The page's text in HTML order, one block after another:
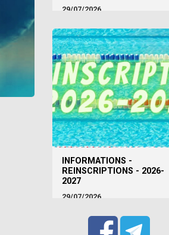
29/07/2026
INFORMATIONS -
REINSCRIPTIONS - 2026-
2027
29/07/2026